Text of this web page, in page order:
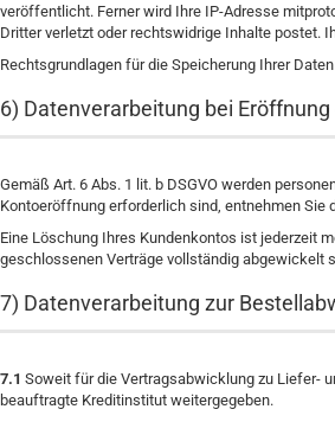
veröffentlicht. Ferner wird Ihre IP-Adresse
Dritter verletzt oder rechtswidrige Inhalte postet.
Rechtsgrundlagen für die Speicherung Ihrer
6) Datenverarbeitung bei
Gemäß Art. 6 Abs. 1 lit. b DSGVO werden
Kontoeröffnung erforderlich sind, entnehmen Sie
Eine Löschung Ihres Kundenkontos ist jederzeit
geschlossenen Verträge vollständig abgewickelt
7) Datenverarbeitung zur
7.1 Soweit für die Vertragsabwicklung zu Liefer-
beauftragte Kreditinstitut weitergegeben.